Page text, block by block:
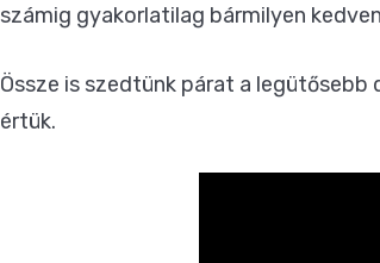
számig gyakorlatilag bármilyen
Össze is szedtünk párat a legütősebb
értük.